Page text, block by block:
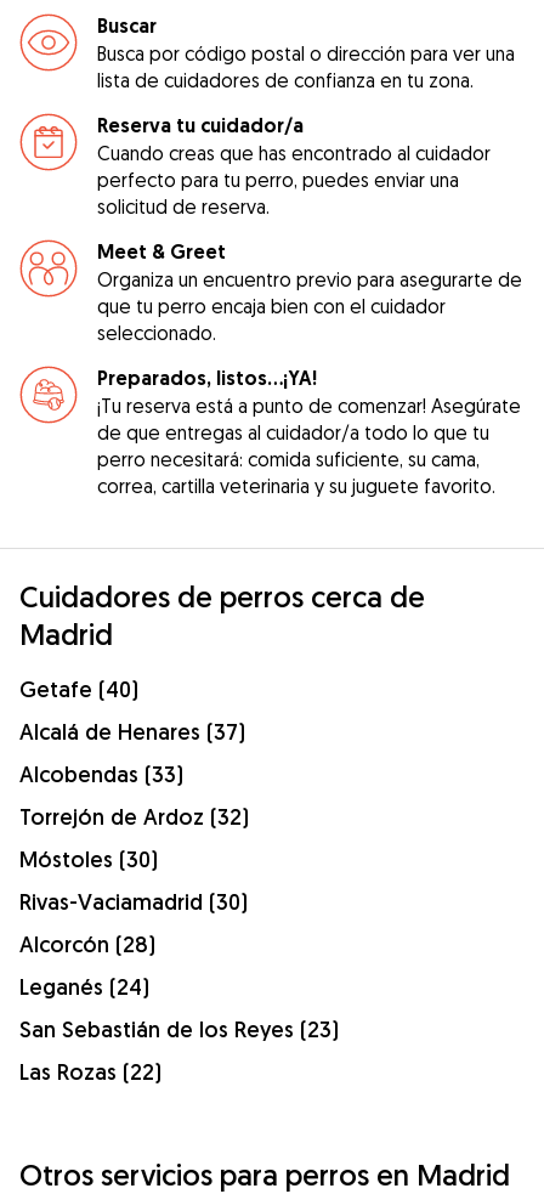
Buscar
Busca por código postal o dirección para ver una
lista de cuidadores de confianza en tu zona.
Reserva tu cuidador/a
Cuando creas que has encontrado al cuidador
perfecto para tu perro, puedes enviar una
solicitud de reserva.
Meet & Greet
Organiza un encuentro previo para asegurarte de
que tu perro encaja bien con el cuidador
seleccionado.
Preparados, listos...¡YA!
¡Tu reserva está a punto de comenzar! Asegúrate
de que entregas al cuidador/a todo lo que tu
perro necesitará: comida suficiente, su cama,
correa, cartilla veterinaria y su juguete favorito.
Cuidadores de perros cerca de
Madrid
Getafe (40)
Alcalá de Henares (37)
Alcobendas (33)
Torrejón de Ardoz (32)
Móstoles (30)
Rivas-Vaciamadrid (30)
Alcorcón (28)
Leganés (24)
San Sebastián de los Reyes (23)
Las Rozas (22)
Otros servicios para perros en Madrid